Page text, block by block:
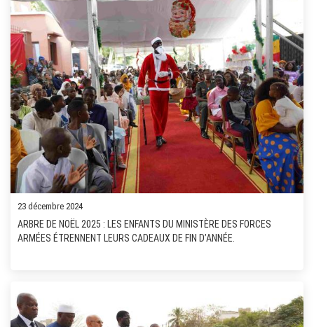
23 décembre 2024
ARBRE DE NOËL 2025 : LES ENFANTS DU MINISTÈRE DES FORCES
ARMÉES ÉTRENNENT LEURS CADEAUX DE FIN D’ANNÉE.